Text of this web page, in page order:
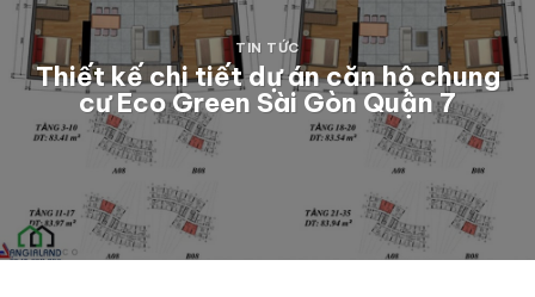
TIN TỨC
Thiết kế chi tiết dự án căn hộ chung
cư Eco Green Sài Gòn Quận 7